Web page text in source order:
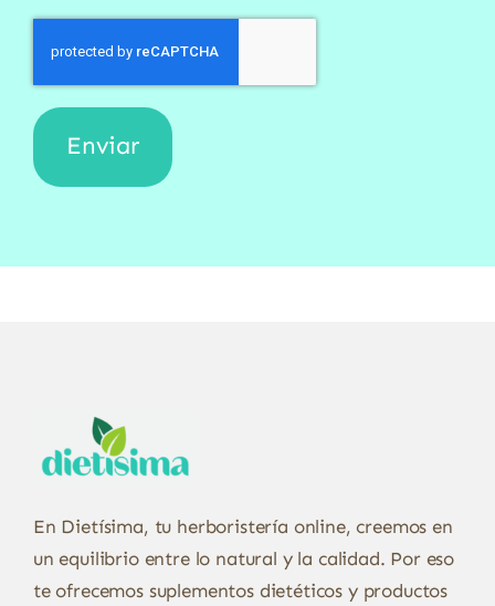
En Dietísima, tu herboristería online, creemos en
un equilibrio entre lo natural y la calidad. Por eso
te ofrecemos suplementos dietéticos y productos